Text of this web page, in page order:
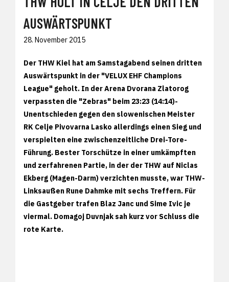
AUSWÄRTSPUNKT
28. November 2015
Der THW Kiel hat am Samstagabend seinen dritten
Auswärtspunkt in der "VELUX EHF Champions
League" geholt. In der Arena Dvorana Zlatorog
verpassten die "Zebras" beim 23:23 (14:14)-
Unentschieden gegen den slowenischen Meister
RK Celje Pivovarna Lasko allerdings einen Sieg und
verspielten eine zwischenzeitliche Drei-Tore-
Führung. Bester Torschütze in einer umkämpften
und zerfahrenen Partie, in der der THW auf Niclas
Ekberg (Magen-Darm) verzichten musste, war THW-
Linksaußen Rune Dahmke mit sechs Treffern. Für
die Gastgeber trafen Blaz Janc und Sime Ivic je
viermal. Domagoj Duvnjak sah kurz vor Schluss die
rote Karte.